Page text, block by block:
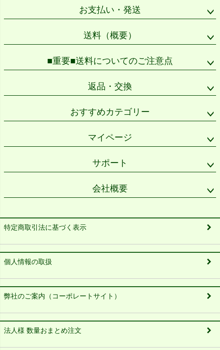
お支払い・発送
送料（概要）
■重要■送料についてのご注意点
返品・交換
おすすめカテゴリー
マイページ
サポート
会社概要
特定商取引法に基づく表示
個人情報の取扱
弊社のご案内（コーポレートサイト）
法人様 数量おまとめ注文